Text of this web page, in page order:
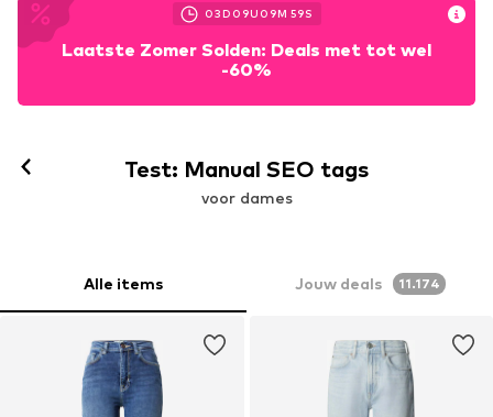
03D 09U 09M 56S
Laatste Zomer Solden: Deals met tot wel
-60%
Test: Manual SEO tags
voor dames
Alle items Jouw deals 11.174